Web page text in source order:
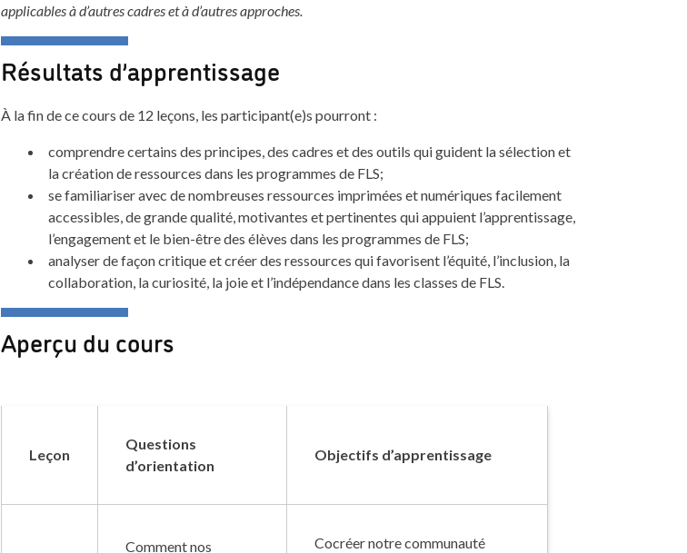
applicables à d’autres cadres et à d’autres approches.
Résultats d’apprentissage
À la fin de ce cours de 12 leçons, les participant(e)s pourront :
comprendre certains des principes, des cadres et des outils qui guident la sélection et
la création de ressources dans les programmes de FLS;
se familiariser avec de nombreuses ressources imprimées et numériques facilement
accessibles, de grande qualité, motivantes et pertinentes qui appuient l’apprentissage,
l’engagement et le bien-être des élèves dans les programmes de FLS;
analyser de façon critique et créer des ressources qui favorisent l’équité, l’inclusion, la
collaboration, la curiosité, la joie et l’indépendance dans les classes de FLS.
Aperçu du cours
Leçon
Questions
d’orientation
Objectifs d’apprentissage
Comment nos Cocréer notre communauté